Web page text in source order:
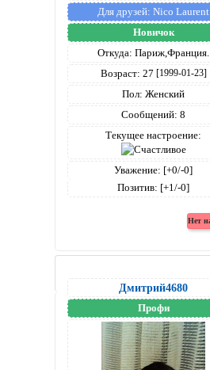
Для друзей: Nico Laurent
Новичок
Откуда: Париж,Франция.
Возраст: 27 [1999-01-23]
Пол: Женский
Сообщений: 8
Текущее настроение:
Уважение: [+0/-0]
Позитив: [+1/-0]
Дмитрий4680
Профи